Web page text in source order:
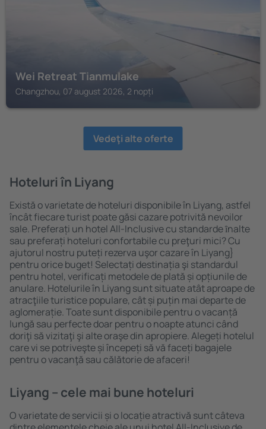
Wei Retreat Tianmulake
Changzhou, 07 august 2026, 2 nopți
Vedeţi alte oferte
Hoteluri în Liyang
Există o varietate de hoteluri disponibile în Liyang, astfel
încât fiecare turist poate găsi cazare potrivită nevoilor
sale. Preferați un hotel All-Inclusive cu standarde ȋnalte
sau preferați hoteluri confortabile cu preţuri mici? Cu
ajutorul nostru puteți rezerva uşor cazare în Liyang}
pentru orice buget! Selectați destinația şi standardul
pentru hotel, verificați metodele de plată și opțiunile de
anulare. Hotelurile în Liyang sunt situate atât aproape de
atracţiile turistice populare, cât și puțin mai departe de
aglomerație. Toate sunt disponibile pentru o vacanță
lungă sau perfecte doar pentru o noapte atunci când
doriţi să vizitaţi şi alte oraşe din apropiere. Alegeți hotelul
care vi se potriveşte și începeți să vă faceți bagajele
pentru o vacanţă sau călătorie de afaceri!
Liyang – cele mai bune hoteluri
O varietate de servicii și o locație atractivă sunt câteva